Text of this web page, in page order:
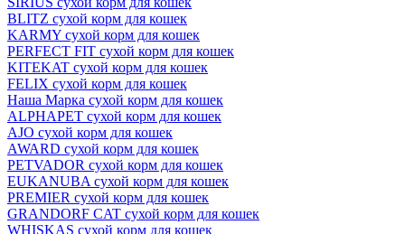
BLITZ сухой корм для кошек
KARMY сухой корм для кошек
PERFECT FIT сухой корм для кошек
KITEKAT сухой корм для кошек
FELIX сухой корм для кошек
Наша Марка сухой корм для кошек
ALPHAPET сухой корм для кошек
AJO сухой корм для кошек
AWARD сухой корм для кошек
PETVADOR сухой корм для кошек
EUKANUBA сухой корм для кошек
PREMIER сухой корм для кошек
GRANDORF CAT сухой корм для кошек
WHISKAS сухой корм для кошек